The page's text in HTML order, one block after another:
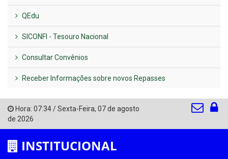
QEdu
SICONFI - Tesouro Nacional
Consultar Convênios
Receber Informações sobre novos Repasses
Hora: 07:34/Sexta-Feira, 07 de agosto
de 2026
INSTITUCIONAL